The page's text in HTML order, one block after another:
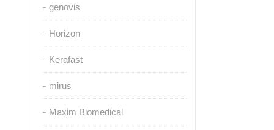
genovis
Horizon
Kerafast
mirus
Maxim Biomedical